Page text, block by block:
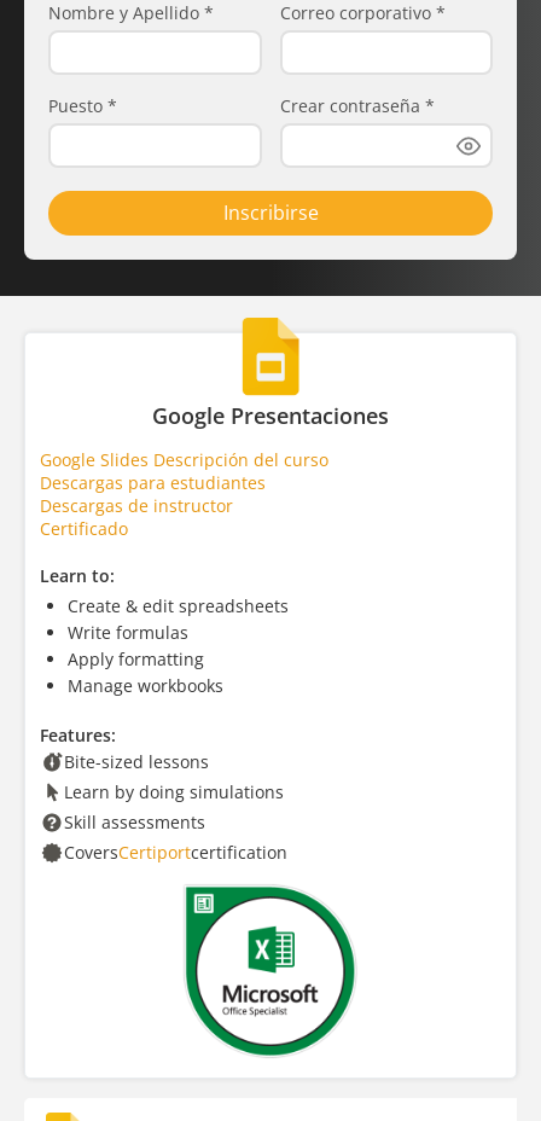
Nombre y Apellido * Correo corporativo *
Puesto * Crear contraseña *
Inscribirse
Google Presentaciones
Google Slides Descripción del curso
Descargas para estudiantes
Descargas de instructor
Certificado
Learn to:
Create & edit spreadsheets
Write formulas
Apply formatting
Manage workbooks
Features:
Bite-sized lessons
Learn by doing simulations
Skill assessments
CoversCertiportcertification